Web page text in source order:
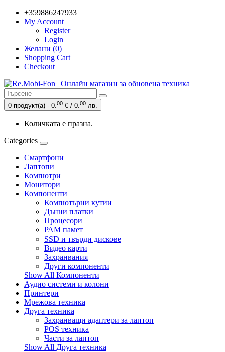
+359886247933
My Account
Register
Login
Желани (0)
Shopping Cart
Checkout
0 продукт(а) - 0.00 € / 0.00 лв.
Количката е празна.
Categories
Смартфони
Лаптопи
Компютри
Монитори
Компоненти
Компютърни кутии
Дънни платки
Процесори
РАМ памет
SSD и твърди дискове
Видео карти
Захранвания
Други компоненти
Show All Компоненти
Аудио системи и колони
Принтери
Мрежова техника
Друга техника
Захранващи адаптери за лаптоп
POS техника
Части за лаптоп
Show All Друга техника